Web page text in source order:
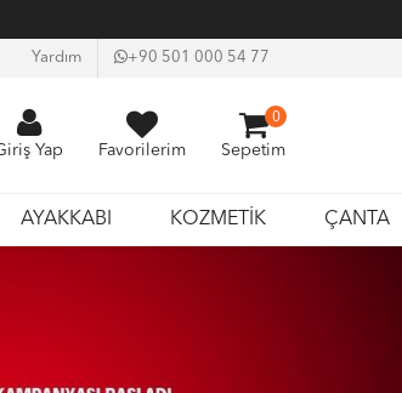
Yardım +90 501 000 54 77
Yap Favorilerim Sepetim
0
AYAKKABI KOZMETİK ÇANTA